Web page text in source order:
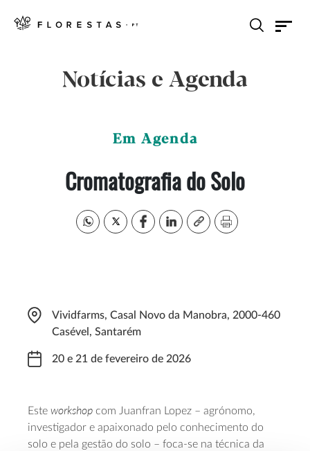
Notícias e Agenda
Em Agenda
Cromatografia do Solo
Vividfarms, Casal Novo da Manobra, 2000-460
Casével, Santarém
20 e 21 de fevereiro de 2026
Este workshop com Juanfran Lopez – agrónomo,
investigador e apaixonado pelo conhecimento do
solo e pela gestão do solo – foca-se na técnica da